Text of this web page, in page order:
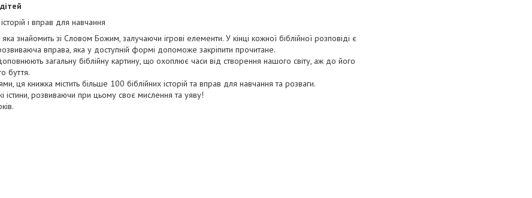
і вправ для навчання
знайомить зі Словом Божим, залучаючи ігрові елементи. У кінці кожної біблійної розповіді є
вправа, яка у доступній формі допоможе закріпити прочитане.
загальну біблійну картину, що охоплює часи від створення нашого світу, аж до його
буття.
ця книжка містить більше 100 біблійних історій та вправ для навчання та розваги.
істини, розвиваючи при цьому своє мислення та уяву!